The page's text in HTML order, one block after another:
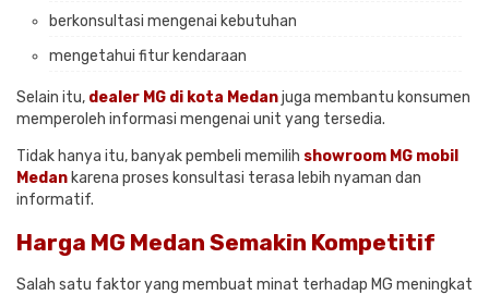
berkonsultasi mengenai kebutuhan
mengetahui fitur kendaraan
Selain itu, dealer MG di kota Medanjuga membantu konsumen
memperoleh informasi mengenai unit yang tersedia.
Tidak hanya itu, banyak pembeli memilih showroom MG mobil
Medan karena proses konsultasi terasa lebih nyaman dan
informatif.
Harga MG Medan Semakin Kompetitif
Salah satu faktor yang membuat minat terhadap MG meningkat